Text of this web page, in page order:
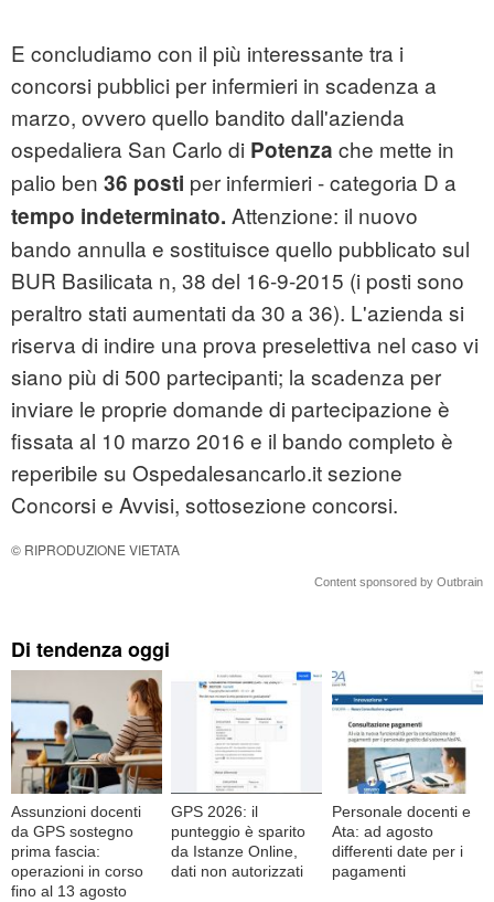
E concludiamo con il più interessante tra i
concorsi pubblici per infermieri in scadenza a
marzo, ovvero quello bandito dall'azienda
ospedaliera San Carlo di Potenza che mette in
palio ben 36 posti per infermieri - categoria D a
tempo indeterminato. Attenzione: il nuovo
bando annulla e sostituisce quello pubblicato sul
BUR Basilicata n, 38 del 16-9-2015 (i posti sono
peraltro stati aumentati da 30 a 36). L'azienda si
riserva di indire una prova preselettiva nel caso vi
siano più di 500 partecipanti; la scadenza per
inviare le proprie domande di partecipazione è
fissata al 10 marzo 2016 e il bando completo è
reperibile su Ospedalesancarlo.it sezione
Concorsi e Avvisi, sottosezione concorsi.
© RIPRODUZIONE VIETATA
Content sponsored by Outbrain
Di tendenza oggi
Assunzioni docenti
da GPS sostegno
prima fascia:
operazioni in corso
fino al 13 agosto
GPS 2026: il
punteggio è sparito
da Istanze Online,
dati non autorizzati
Personale docenti e
Ata: ad agosto
differenti date per i
pagamenti